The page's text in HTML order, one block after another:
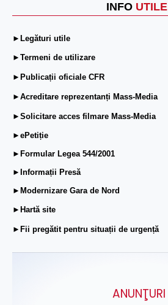
INFO UTILE
►Legături utile
►Termeni de utilizare
►Publicații oficiale CFR
►Acreditare reprezentanți Mass-Media
►Solicitare acces filmare Mass-Media
►ePetiție
►Formular Legea 544/2001
►Informații Presă
►Modernizare Gara de Nord
►Hartă site
►Fii pregătit pentru situații de urgență
ANUNŢURI